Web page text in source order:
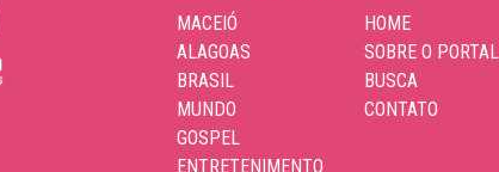
MACEIÓ
ALAGOAS
BRASIL
MUNDO
GOSPEL
ENTRETENIMENTO
HOME
SOBRE O PORTAL
BUSCA
CONTATO